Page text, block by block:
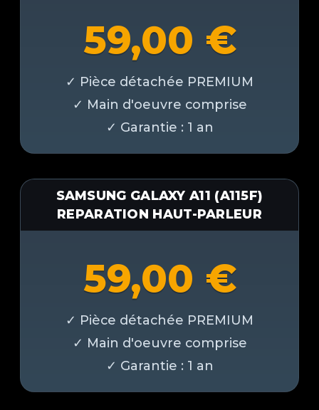
59,00 €
SAMSUNG GALAXY A11 (A115F)
REPARATION HAUT-PARLEUR
59,00 €